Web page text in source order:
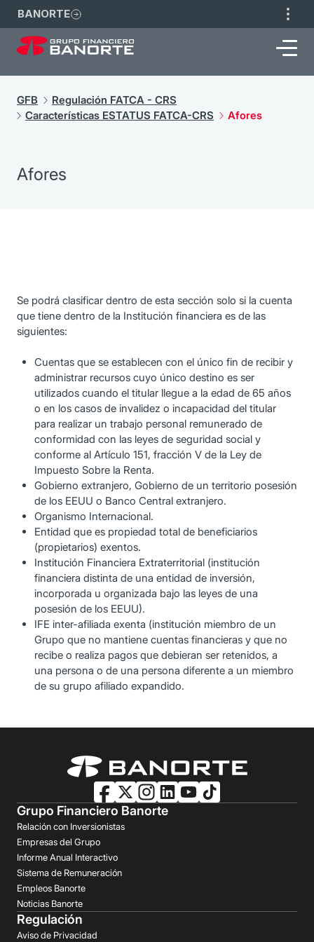
BANORTE
GFB
Regulación FATCA - CRS
Características ESTATUS FATCA-CRS
Afores
Afores
Se podrá clasificar dentro de esta sección solo si la cuenta
que tiene dentro de la Institución financiera es de las
siguientes:
Cuentas que se establecen con el único fin de recibir y
administrar recursos cuyo único destino es ser
utilizados cuando el titular llegue a la edad de 65 años
o en los casos de invalidez o incapacidad del titular
para realizar un trabajo personal remunerado de
conformidad con las leyes de seguridad social y
conforme al Artículo 151, fracción V de la Ley de
Impuesto Sobre la Renta.
Gobierno extranjero, Gobierno de un territorio posesión
de los EEUU o Banco Central extranjero.
Organismo Internacional.
Entidad que es propiedad total de beneficiarios
(propietarios) exentos.
Institución Financiera Extraterritorial (institución
financiera distinta de una entidad de inversión,
incorporada u organizada bajo las leyes de una
posesión de los EEUU).
IFE inter-afiliada exenta (institución miembro de un
Grupo que no mantiene cuentas financieras y que no
recibe o realiza pagos que debieran ser retenidos, a
una persona o de una persona diferente a un miembro
de su grupo afiliado expandido.
Grupo Financiero Banorte
Relación con Inversionistas
Empresas del Grupo
Informe Anual Interactivo
Sistema de Remuneración
Empleos Banorte
Noticias Banorte
Regulación
Aviso de Privacidad